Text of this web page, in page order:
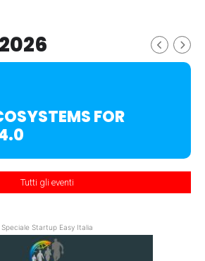
FOR
Tutti gli eventi
Speciale Startup Easy Italia